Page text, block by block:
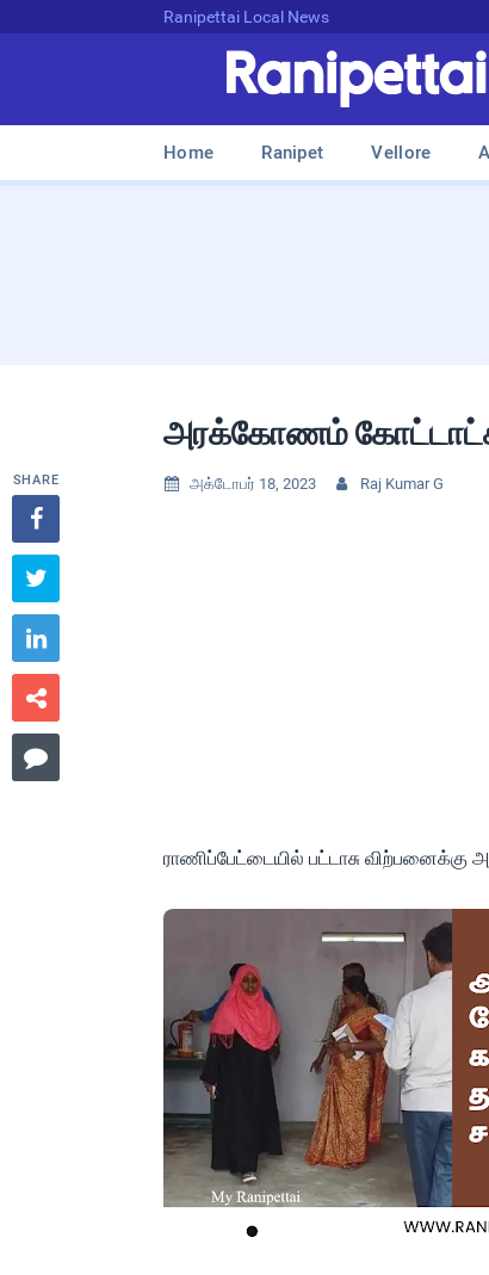
Ranipettai Local News
Home Ranipet Vellore
அரக்கோணம்
 அக்டோபர் 18, 2023  Raj Kumar G
ராணிப்பேட்டையில் பட்டாசு விற்பனைக்கு
SHARE




